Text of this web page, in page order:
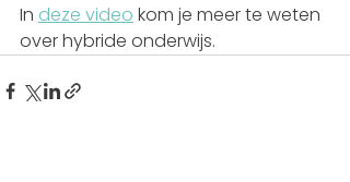
In deze video kom je meer te weten
over hybride onderwijs.